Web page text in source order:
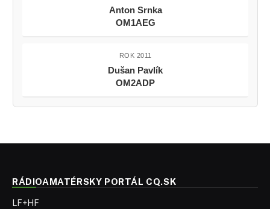
Anton Srnka
OM1AEG
ROK 2011
Dušan Pavlík
OM2ADP
RÁDIOAMATÉRSKY PORTÁL CQ.SK
LF+HF